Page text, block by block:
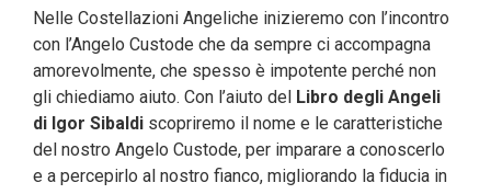
Nelle Costellazioni Angeliche inizieremo con l’incontro
con l’Angelo Custode che da sempre ci accompagna
amorevolmente, che spesso è impotente perché non
gli chiediamo aiuto. Con l’aiuto del
Libro degli Angeli
di Igor Sibaldi scopriremo il nome e le caratteristiche
del nostro Angelo Custode, per imparare a conoscerlo
e a percepirlo al nostro fianco, migliorando la fiducia in